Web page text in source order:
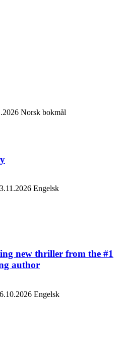
Norsk bokmål
Engelsk
new thriller from the #1
author
Engelsk